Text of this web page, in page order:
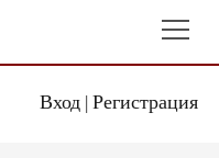
Вход| Регистрация